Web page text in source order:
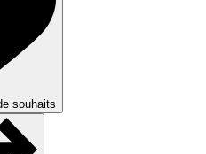
choisies
du
produit
souhaits